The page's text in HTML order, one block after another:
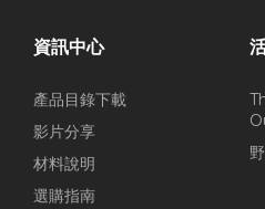
資訊中心
產品目錄下載
影片分享
材料說明
選購指南